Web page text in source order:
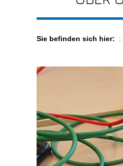
Sie befinden sich hier: